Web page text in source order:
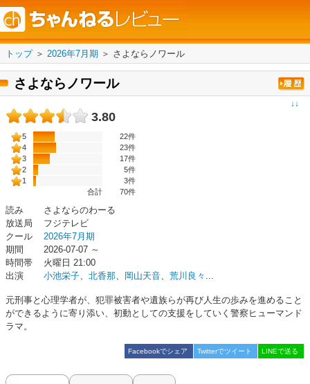
トップ＞ 2026年7月期 ＞ さよならノワール
さよならノワール
↓↓
3.80
5
22件
4
23件
3
17件
2
5件
1
3件
合計
70件
読み
さよならのわーる
放送局
フジテレビ
クール
2026年7月期
期間
2026-07-07 ～
時間帯
火曜日 21:00
出演
小池栄子、 北香那、 岡山天音、 荒川良々 ...
元刑事と心理学者が、犯罪被害者や遺族らが再び人生の歩みを進めること
ができるように寄り添い、初動としての支援をしていく警察ヒューマンド
ラマ。
Facebookでシェア Twitterでツイート LINEで送る